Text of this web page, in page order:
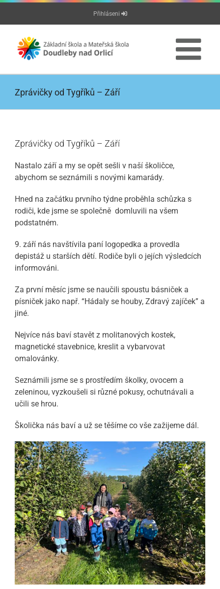
Přeskočit
Přihláseni
Zprávičky od Tygříků – Září
Zprávičky od Tygříků – Září
Nastalo září a my se opět sešli v naší školičce,
abychom se seznámili s novými kamarády.
Hned na začátku prvního týdne proběhla schůzka s
rodiči, kde jsme se společně domluvili na všem
podstatném.
9. září nás navštívila paní logopedka a provedla
depistáž u starších dětí. Rodiče byli o jejích výsledcích
informováni.
Za první měsíc jsme se naučili spoustu básniček a
písniček jako např. “Hádaly se houby, Zdravý zajíček” a
jiné.
Nejvíce nás baví stavět z molitanových kostek,
magnetické stavebnice, kreslit a vybarvovat
omalovánky.
Seznámili jsme se s prostředím školky, ovocem a
zeleninou, vyzkoušeli si různé pokusy, ochutnávali a
učili se hrou.
Školička nás baví a už se těšíme co vše zažijeme dál.